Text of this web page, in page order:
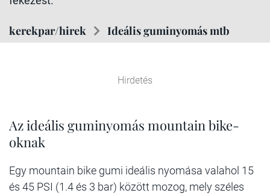
kerekpar/hirek Ideális guminyomás mtb
Hirdetés
Az ideális guminyomás mountain bike-
oknak
Egy mountain bike gumi ideális nyomása valahol 15
és 45 PSI (1.4 és 3 bar) között mozog, mely széles